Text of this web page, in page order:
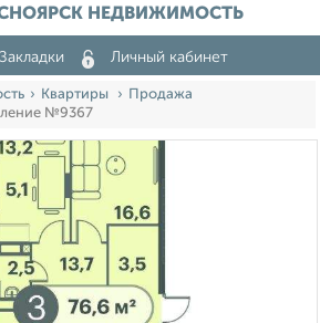
НЕДВИЖИМОСТЬ
Закладки Личный кабинет
Квартиры
Продажа
№9367